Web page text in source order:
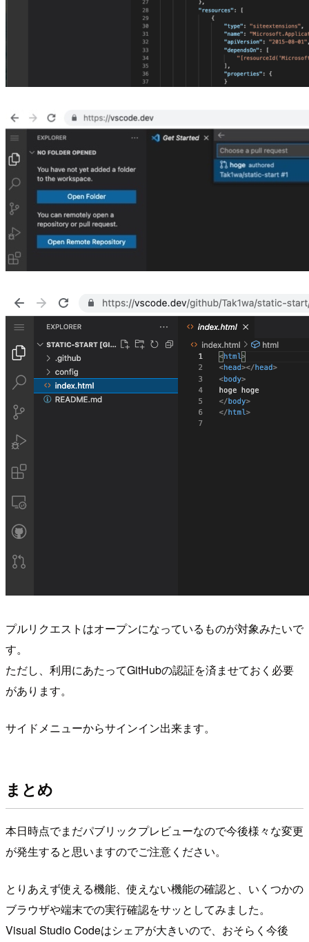
プルリクエストはオープンになっているものが対象みたいで
す。
ただし、利用にあたってGitHubの認証を済ませておく必要
があります。
サイドメニューからサインイン出来ます。
まとめ
本日時点でまだパブリックプレビューなので今後様々な変更
が発生すると思いますのでご注意ください。
とりあえず使える機能、使えない機能の確認と、いくつかの
ブラウザや端末での実行確認をサッとしてみました。
Visual Studio Codeはシェアが大きいので、おそらく今後